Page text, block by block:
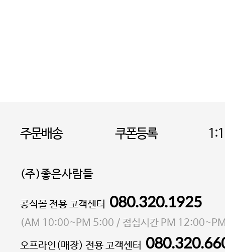
주문배송 쿠폰등록
(주)좋은사람들
대표 이성현,박영환| 개인정보관리책임자 김상현
소재지 서울특별시 마포구 마포대로4다길 41 마포
통신판매업 신고번호 2023-서울마포-3931호
공식몰 전용 고객센터 080.320.1925
(AM 10:00~PM 5:00 / 점심시간 PM
오프라인(매장) 전용 고객센터